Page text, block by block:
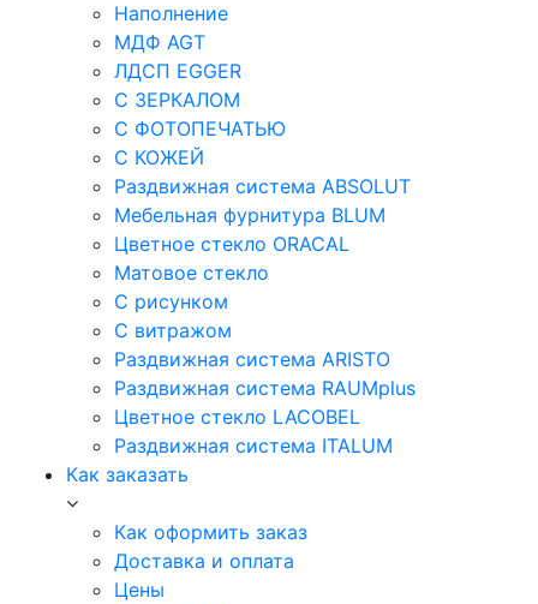
Наполнение
МДФ AGT
ЛДСП EGGER
С ЗЕРКАЛОМ
С ФОТОПЕЧАТЬЮ
С КОЖЕЙ
Раздвижная система ABSOLUT
Мебельная фурнитура BLUM
Цветное стекло ORACAL
Матовое стекло
C рисунком
C витражом
Раздвижная система ARISTO
Раздвижная система RAUMplus
Цветное стекло LACOBEL
Раздвижная система ITALUM
Как заказать
Как оформить заказ
Доставка и оплата
Цены